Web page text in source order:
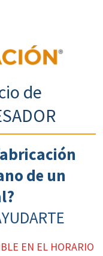
de
de un
EN EL HORARIO